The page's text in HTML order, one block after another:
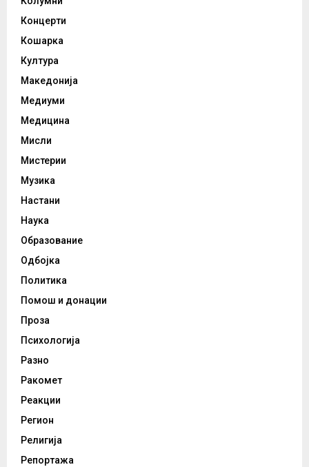
Концерти
Кошарка
Култура
Македонија
Медиуми
Медицина
Мисли
Мистерии
Музика
Настани
Наука
Образование
Одбојка
Политика
Помош и донации
Проза
Психологија
Разно
Ракомет
Реакции
Регион
Религија
Репортажа